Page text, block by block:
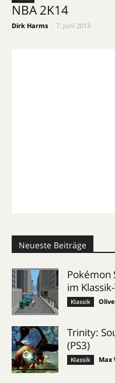
NBA 2K14
Dirk Harms 7. Juni 2013
Neueste Beiträge
Pokémon
im
Klassik
Trinity:
(PS3)
Klassik Max